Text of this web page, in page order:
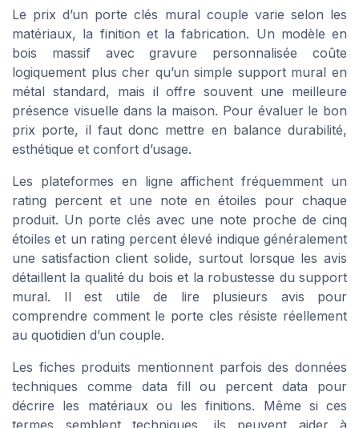
Le prix d’un porte clés mural couple varie selon les
matériaux, la finition et la fabrication. Un modèle en
bois massif avec gravure personnalisée coûte
logiquement plus cher qu’un simple support mural en
métal standard, mais il offre souvent une meilleure
présence visuelle dans la maison. Pour évaluer le bon
prix porte, il faut donc mettre en balance durabilité,
esthétique et confort d’usage.
Les plateformes en ligne affichent fréquemment un
rating percent et une note en étoiles pour chaque
produit. Un porte clés avec une note proche de cinq
étoiles et un rating percent élevé indique généralement
une satisfaction client solide, surtout lorsque les avis
détaillent la qualité du bois et la robustesse du support
mural. Il est utile de lire plusieurs avis pour
comprendre comment le porte cles résiste réellement
au quotidien d’un couple.
Les fiches produits mentionnent parfois des données
techniques comme data fill ou percent data pour
décrire les matériaux ou les finitions. Même si ces